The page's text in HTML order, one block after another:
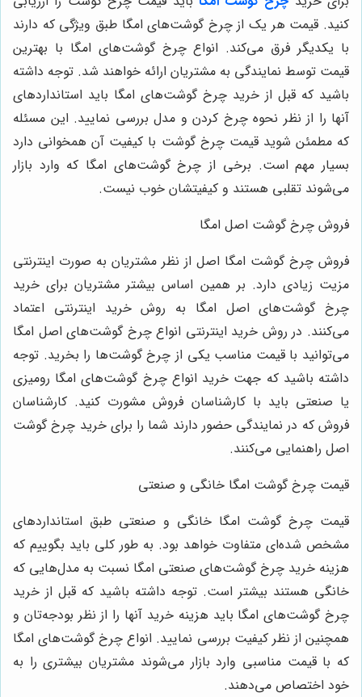
کنید. قیمت هر یک از چرخ گوشت‌های امگا طبق ویژگی که دارند
با یکدیگر فرق می‌کند. انواع چرخ گوشت‌های امگا با بهترین
قیمت توسط نمایندگی به مشتریان ارائه خواهند شد. توجه داشته
باشید که قبل از خرید چرخ گوشت‌های امگا باید استانداردهای
آنها را از نظر نحوه چرخ کردن و مدل بررسی نمایید. این مسئله
که مطمئن شوید قیمت چرخ گوشت با کیفیت آن همخوانی دارد
بسیار مهم است. برخی از چرخ گوشت‌های امگا که وارد بازار
می‌شوند تقلبی هستند و کیفیتشان خوب نیست.
فروش چرخ گوشت اصل امگا
فروش چرخ گوشت امگا اصل از نظر مشتریان به صورت اینترنتی
مزیت زیادی دارد. بر همین اساس بیشتر مشتریان برای خرید
چرخ گوشت‌های اصل امگا به روش خرید اینترنتی اعتماد
می‌کنند. در روش خرید اینترنتی انواع چرخ گوشت‌های اصل امگا
می‌توانید با قیمت مناسب یکی از چرخ گوشت‌ها را بخرید. توجه
داشته باشید که جهت خرید انواع چرخ گوشت‌های امگا رومیزی
یا صنعتی باید با کارشناسان فروش مشورت کنید. کارشناسان
فروش که در نمایندگی حضور دارند شما را برای خرید چرخ گوشت
اصل راهنمایی می‌کنند.
قیمت چرخ گوشت امگا خانگی و صنعتی
قیمت چرخ گوشت امگا خانگی و صنعتی طبق استانداردهای
مشخص شده‌ای متفاوت خواهد بود. به طور کلی باید بگوییم که
هزینه خرید چرخ گوشت‌های صنعتی امگا نسبت به مدل‌هایی که
خانگی هستند بیشتر است. توجه داشته باشید که قبل از خرید
چرخ گوشت‌های امگا باید هزینه خرید آنها را از نظر بودجه‌تان و
همچنین از نظر کیفیت بررسی نمایید. انواع چرخ گوشت‌های امگا
که با قیمت مناسبی وارد بازار می‌شوند مشتریان بیشتری را به
خود اختصاص می‌دهند.